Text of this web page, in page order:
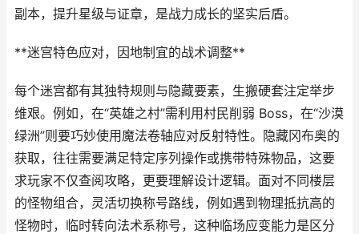
副本，提升星级与证章，是战力成长的坚实后盾。
**迷宫特色应对，因地制宜的战术调整**
每个迷宫都有其独特规则与隐藏要素，生搬硬套注定举步
维艰。例如，在“英雄之村”需利用村民削弱 Boss，在“沙漠
绿洲”则要巧妙使用魔法卷轴应对反射特性。隐藏冈布奥的
获取，往往需要满足特定序列操作或携带特殊物品，这要
求玩家不仅查阅攻略，更要理解设计逻辑。面对不同楼层
的怪物组合，灵活切换称号路线，例如遇到物理抵抗高的
怪物时，临时转向法术系称号，这种临场应变能力是区分